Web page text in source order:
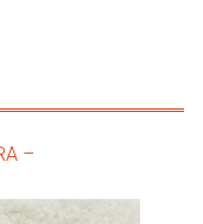
–